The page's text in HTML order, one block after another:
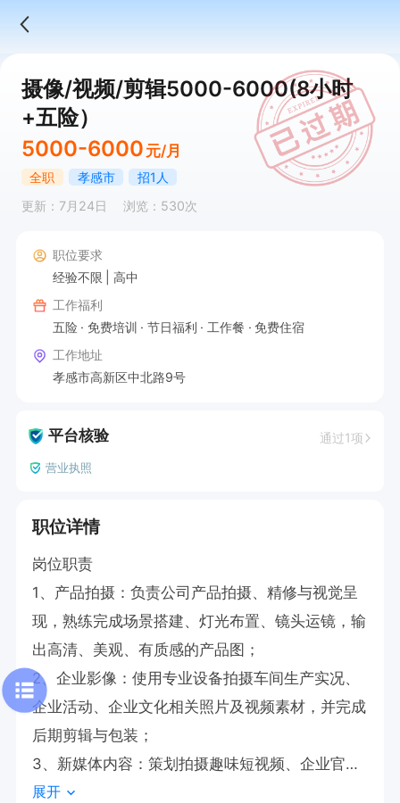
摄像/视频/剪辑5000-6000(8小时
+五险）
5000-6000 元/月
全职 孝感市
招1人
更新：7月24日
浏览：530次
职位要求
经验不限
高中
工作福利
五险
免费培训 节日福利 工作餐
免费住宿
工作地址
孝感市高新区中北路9号
平台核验 通过1项
营业执照
职位详情
岗位职责
1、产品拍摄：负责公司产品拍摄、精修与视觉呈
现，熟练完成场景搭建、灯光布置、镜头运镜，输
出高清、美观、有质感的产品图；
2、企业影像：使用专业设备拍摄车间生产实况、
企业活动、企业文化相关照片及视频素材，并完成
后期剪辑与包装；
3、新媒体内容：策划拍摄趣味短视频、企业官方
账号宣传视频、招聘宣传视频，制作动态海报等宣
展开